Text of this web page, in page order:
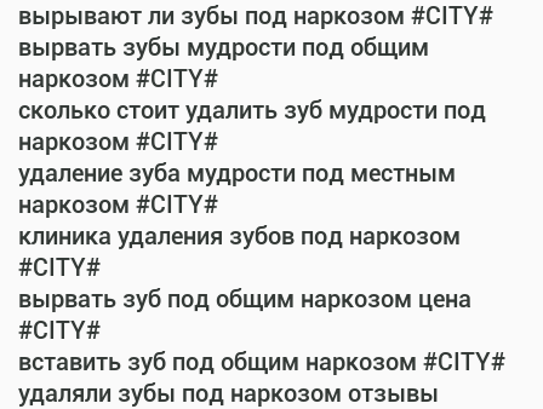
вырывают ли зубы под наркозом #CITY#
вырвать зубы мудрости под общим
наркозом #CITY#
сколько стоит удалить зуб мудрости под
наркозом #CITY#
удаление зуба мудрости под местным
наркозом #CITY#
клиника удаления зубов под наркозом
#CITY#
вырвать зуб под общим наркозом цена
#CITY#
вставить зуб под общим наркозом #CITY#
удаляли зубы под наркозом отзывы